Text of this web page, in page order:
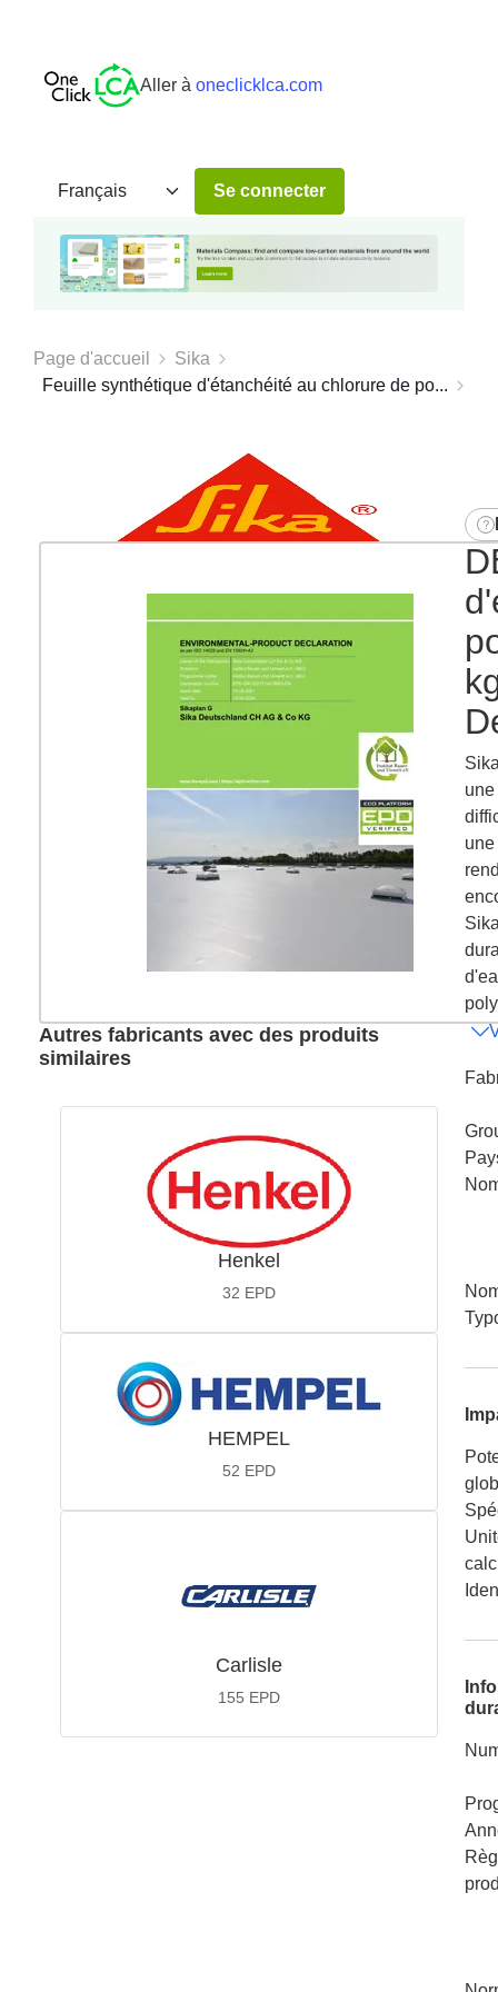
Aller à oneclicklca.com
Se connecter
Page d'accueil
Sika
Feuille synthétique d'étanchéité au chlorure de po...
Autres fabricants avec des produits
similaires
Henkel
32 EPD
HEMPEL
52 EPD
Carlisle
155 EPD